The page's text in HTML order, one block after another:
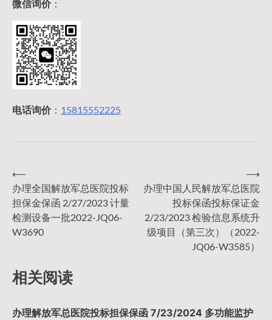
微信询价：
电话询价： 15815552225
文
章
航
⟵
办理全国解放军总医院投标
担保金保函 2/27/2023 计量
检测设备一批2022-JQ06-
W3690
办理中国人民解放军总医院
投标保函投标保证金
2/23/2023 检验信息系统升
级项目（第三次）（2022-
JQ06-W3585）
⟶
相关阅读
办理解放军总医院投标担保保函 7/23/2024 多功能监护